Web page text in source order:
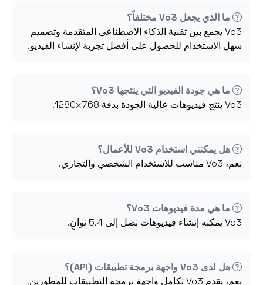
ما الذي يجعل Vo3 مختلفاً؟
Vo3 يجمع بين تقنية الذكاء الاصطناعي المتقدمة وتصميم
سهل الاستخدام للحصول على أفضل تجربة لإنشاء الفيديو.
ما هي جودة الفيديو التي ينتجها Vo3؟
Vo3 ينتج فيديوهات عالية الجودة بدقة 1280x768.
هل يمكنني استخدام Vo3 للأعمال؟
نعم، Vo3 مناسب للاستخدام الشخصي والتجاري.
ما هي مدة فيديوهات Vo3؟
Vo3 يمكنه إنشاء فيديوهات تصل إلى 5.4 ثوانٍ.
هل لدى Vo3 واجهة برمجة تطبيقات (API)؟
نعم، يقدم Vo3 تكامل واجهة برمجة التطبيقات للمطورين.